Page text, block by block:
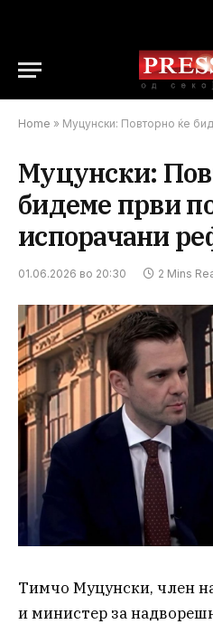
Home » Муцунски: Повторно ќе бидеме
Муцунски:
бидеме први
испорачани
01.06.2026 во 20:30 2 Mins
Тимчо Муцунски, член
и министер за